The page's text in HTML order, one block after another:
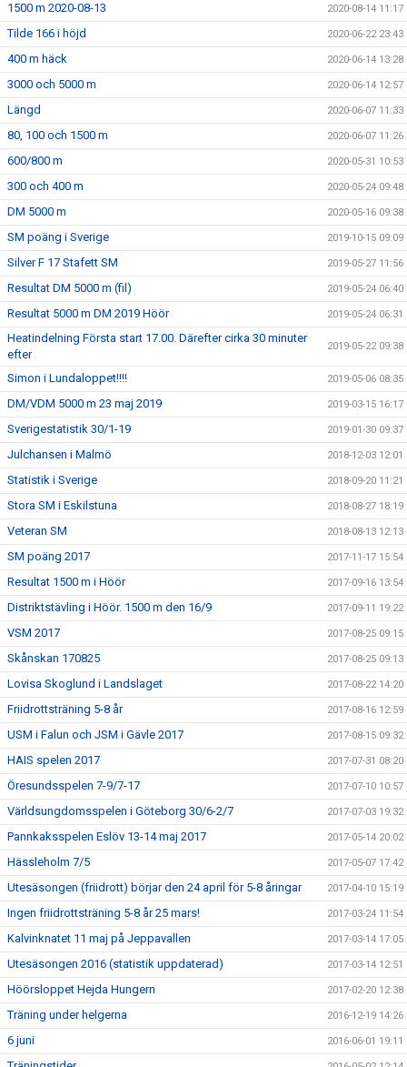
1500 m 2020-08-13 2020-08-14 11:17
Tilde 166 i höjd 2020-06-22 23:43
400 m häck 2020-06-14 13:28
3000 och 5000 m 2020-06-14 12:57
Längd 2020-06-07 11:33
80, 100 och 1500 m 2020-06-07 11:26
600/800 m 2020-05-31 10:53
300 och 400 m 2020-05-24 09:48
DM 5000 m 2020-05-16 09:38
SM poäng i Sverige 2019-10-15 09:09
Silver F 17 Stafett SM 2019-05-27 11:56
Resultat DM 5000 m (fil) 2019-05-24 06:40
Resultat 5000 m DM 2019 Höör 2019-05-24 06:31
Heatindelning Första start 17.00. Därefter cirka 30 minuter
efter
2019-05-22 09:38
Simon i Lundaloppet!!!! 2019-05-06 08:35
DM/VDM 5000 m 23 maj 2019 2019-03-15 16:17
Sverigestatistik 30/1-19 2019-01-30 09:37
Julchansen i Malmö 2018-12-03 12:01
Statistik i Sverige 2018-09-20 11:21
Stora SM i Eskilstuna 2018-08-27 18:19
Veteran SM 2018-08-13 12:13
SM poäng 2017 2017-11-17 15:54
Resultat 1500 m i Höör 2017-09-16 13:54
Distriktstävling i Höör. 1500 m den 16/9 2017-09-11 19:22
VSM 2017 2017-08-25 09:15
Skånskan 170825 2017-08-25 09:13
Lovisa Skoglund i Landslaget 2017-08-22 14:20
Friidrottsträning 5-8 år 2017-08-16 12:59
USM i Falun och JSM i Gävle 2017 2017-08-15 09:32
HAIS spelen 2017 2017-07-31 08:20
Öresundsspelen 7-9/7-17 2017-07-10 10:57
Världsungdomsspelen i Göteborg 30/6-2/7 2017-07-03 19:32
Pannkaksspelen Eslöv 13-14 maj 2017 2017-05-14 20:02
Hässleholm 7/5 2017-05-07 17:42
Utesäsongen (friidrott) börjar den 24 april för 5-8 åringar 2017-04-10 15:19
Ingen friidrottsträning 5-8 år 25 mars! 2017-03-24 11:54
Kalvinknatet 11 maj på Jeppavallen 2017-03-14 17:05
Utesäsongen 2016 (statistik uppdaterad) 2017-03-14 12:51
Höörsloppet Hejda Hungern 2017-02-20 12:38
Träning under helgerna 2016-12-19 14:26
6 juni 2016-06-01 19:11